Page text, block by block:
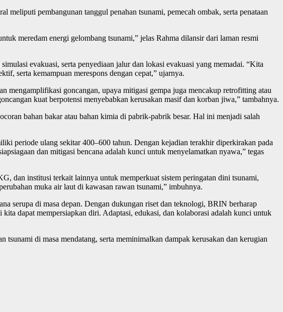
pembangunan tanggul penahan tsunami, pemecah ombak, serta penataan
meredam energi gelombang tsunami,” jelas Rahma dilansir dari laman resmi
evakuasi, serta penyediaan jalur dan lokasi evakuasi yang memadai. “Kita
serta kemampuan merespons dengan cepat,” ujarnya.
mengamplifikasi goncangan, upaya mitigasi gempa juga mencakup retrofitting atau
kuat berpotensi menyebabkan kerusakan masif dan korban jiwa,” tambahnya.
bahan bakar atau bahan kimia di pabrik-pabrik besar. Hal ini menjadi salah
periode ulang sekitar 400–600 tahun. Dengan kejadian terakhir diperkirakan pada
dan mitigasi bencana adalah kunci untuk menyelamatkan nyawa,” tegas
dan institusi terkait lainnya untuk memperkuat sistem peringatan dini tsunami,
muka air laut di kawasan rawan tsunami,” imbuhnya.
serupa di masa depan. Dengan dukungan riset dan teknologi, BRIN berharap
dapat mempersiapkan diri. Adaptasi, edukasi, dan kolaborasi adalah kunci untuk
di masa mendatang, serta meminimalkan dampak kerusakan dan kerugian